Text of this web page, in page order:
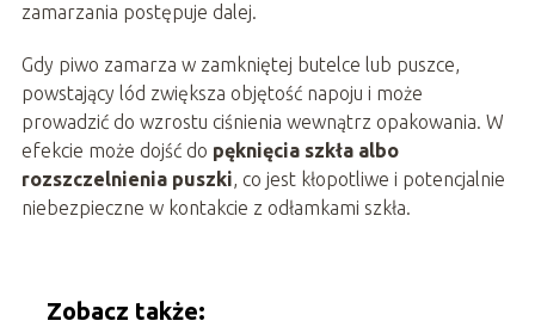
zamarzania postępuje dalej.
Gdy piwo zamarza w zamkniętej butelce lub puszce,
powstający lód zwiększa objętość napoju i może
prowadzić do wzrostu ciśnienia wewnątrz opakowania. W
efekcie może dojść do pęknięcia szkła albo
rozszczelnienia puszki, co jest kłopotliwe i potencjalnie
niebezpieczne w kontakcie z odłamkami szkła.
Zobacz także: